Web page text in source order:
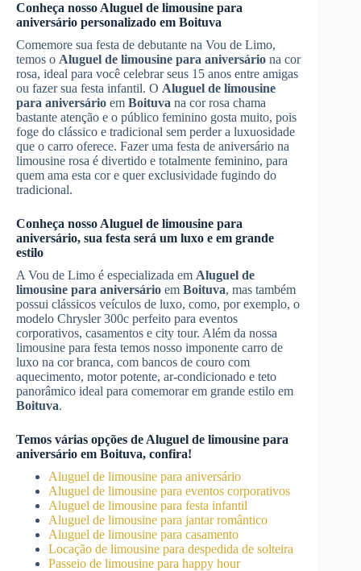
Conheça nosso Aluguel de limousine para
aniversário personalizado em Boituva
Comemore sua festa de debutante na Vou de Limo,
temos o Aluguel de limousine para aniversário na cor
rosa, ideal para você celebrar seus 15 anos entre amigas
ou fazer sua festa infantil. O Aluguel de limousine
para aniversário em Boituva na cor rosa chama
bastante atenção e o público feminino gosta muito, pois
foge do clássico e tradicional sem perder a luxuosidade
que o carro oferece. Fazer uma festa de aniversário na
limousine rosa é divertido e totalmente feminino, para
quem ama esta cor e quer exclusividade fugindo do
tradicional.
Conheça nosso Aluguel de limousine para
aniversário, sua festa será um luxo e em grande
estilo
A Vou de Limo é especializada em Aluguel de
limousine para aniversário em Boituva, mas também
possui clássicos veículos de luxo, como, por exemplo, o
modelo Chrysler 300c perfeito para eventos
corporativos, casamentos e city tour. Além da nossa
limousine para festa temos nosso imponente carro de
luxo na cor branca, com bancos de couro com
aquecimento, motor potente, ar-condicionado e teto
panorâmico ideal para comemorar em grande estilo em
Boituva.
Temos várias opções de Aluguel de limousine para
aniversário em Boituva, confira!
Aluguel de limousine para aniversário
Aluguel de limousine para eventos corporativos
Aluguel de limousine para festa infantil
Aluguel de limousine para jantar romântico
Aluguel de limousine para casamento
Locação de limousine para despedida de solteira
Passeio de limousine para happy hour